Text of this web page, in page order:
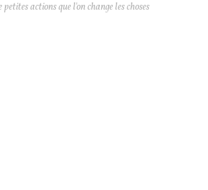
petites actions que l'on change les choses